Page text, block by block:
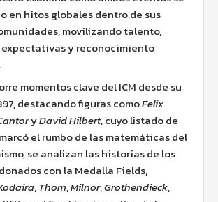
en hitos globales dentro de sus
movilizando talento,
y reconocimiento
momentos clave del ICM desde su
destacando figuras comoFelix
yDavid Hilbert, cuyo listado de
el rumbo de las matemáticas del
se analizan las historias de los
con la Medalla Fields,
,Thom,Milnor,Grothendieck,